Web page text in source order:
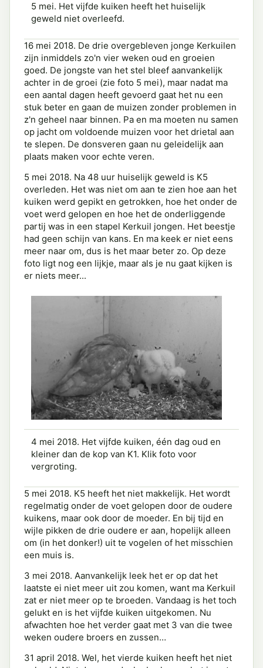
5 mei. Het vijfde kuiken heeft het huiselijk
geweld niet overleefd.
16 mei 2018. De drie overgebleven jonge Kerkuilen
zijn inmiddels zo'n vier weken oud en groeien
goed. De jongste van het stel bleef aanvankelijk
achter in de groei (zie foto 5 mei), maar nadat ma
een aantal dagen heeft gevoerd gaat het nu een
stuk beter en gaan de muizen zonder problemen in
z'n geheel naar binnen. Pa en ma moeten nu samen
op jacht om voldoende muizen voor het drietal aan
te slepen. De donsveren gaan nu geleidelijk aan
plaats maken voor echte veren.
5 mei 2018. Na 48 uur huiselijk geweld is K5
overleden. Het was niet om aan te zien hoe aan het
kuiken werd gepikt en getrokken, hoe het onder de
voet werd gelopen en hoe het de onderliggende
partij was in een stapel Kerkuil jongen. Het beestje
had geen schijn van kans. En ma keek er niet eens
meer naar om, dus is het maar beter zo. Op deze
foto ligt nog een lijkje, maar als je nu gaat kijken is
er niets meer...
4 mei 2018. Het vijfde kuiken, één dag oud en
kleiner dan de kop van K1. Klik foto voor
vergroting.
5 mei 2018. K5 heeft het niet makkelijk. Het wordt
regelmatig onder de voet gelopen door de oudere
kuikens, maar ook door de moeder. En bij tijd en
wijle pikken de drie oudere er aan, hopelijk alleen
om (in het donker!) uit te vogelen of het misschien
een muis is.
3 mei 2018. Aanvankelijk leek het er op dat het
laatste ei niet meer uit zou komen, want ma Kerkuil
zat er niet meer op te broeden. Vandaag is het toch
gelukt en is het vijfde kuiken uitgekomen. Nu
afwachten hoe het verder gaat met 3 van die twee
weken oudere broers en zussen…
31 april 2018. Wel, het vierde kuiken heeft het niet